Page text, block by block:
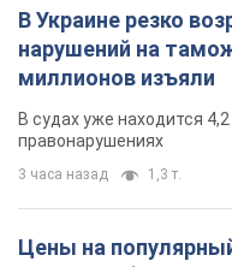
В Украине резко
нарушений на
миллионов изъяли
В судах уже находится
правонарушениях
3 часа назад 1,3 т.
Цены на